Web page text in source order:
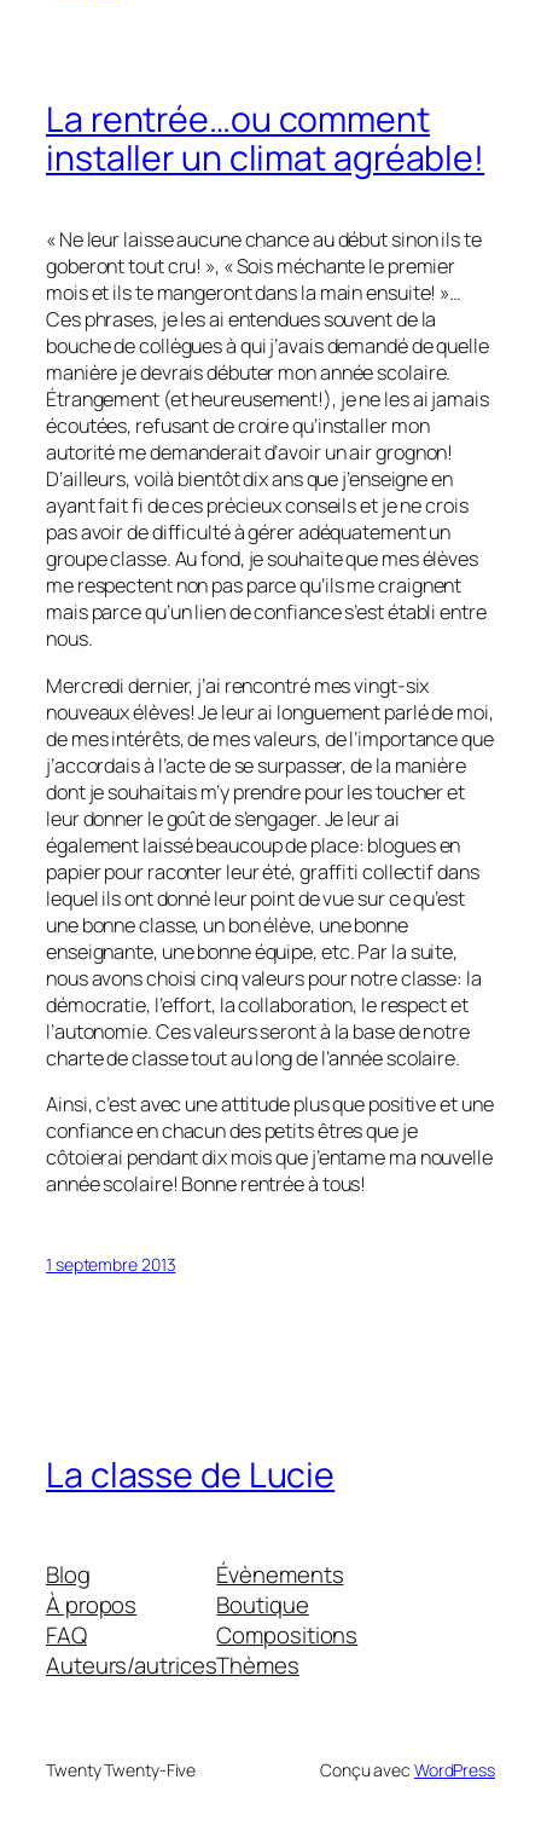
La rentrée…ou comment
installer un climat agréable!
« Ne leur laisse aucune chance au début sinon ils te
goberont tout cru! », « Sois méchante le premier
mois et ils te mangeront dans la main ensuite! »…
Ces phrases, je les ai entendues souvent de la
bouche de collègues à qui j’avais demandé de quelle
manière je devrais débuter mon année scolaire.
Étrangement (et heureusement!), je ne les ai jamais
écoutées, refusant de croire qu’installer mon
autorité me demanderait d’avoir un air grognon!
D’ailleurs, voilà bientôt dix ans que j’enseigne en
ayant fait fi de ces précieux conseils et je ne crois
pas avoir de difficulté à gérer adéquatement un
groupe classe. Au fond, je souhaite que mes élèves
me respectent non pas parce qu’ils me craignent
mais parce qu’un lien de confiance s’est établi entre
nous.
Mercredi dernier, j’ai rencontré mes vingt-six
nouveaux élèves! Je leur ai longuement parlé de moi,
de mes intérêts, de mes valeurs, de l’importance que
j’accordais à l’acte de se surpasser, de la manière
dont je souhaitais m’y prendre pour les toucher et
leur donner le goût de s’engager. Je leur ai
également laissé beaucoup de place: blogues en
papier pour raconter leur été, graffiti collectif dans
lequel ils ont donné leur point de vue sur ce qu’est
une bonne classe, un bon élève, une bonne
enseignante, une bonne équipe, etc. Par la suite,
nous avons choisi cinq valeurs pour notre classe: la
démocratie, l’effort, la collaboration, le respect et
l’autonomie. Ces valeurs seront à la base de notre
charte de classe tout au long de l’année scolaire.
Ainsi, c’est avec une attitude plus que positive et une
confiance en chacun des petits êtres que je
côtoierai pendant dix mois que j’entame ma nouvelle
année scolaire! Bonne rentrée à tous!
1 septembre 2013
La classe de Lucie
Blog
À propos
FAQ
Auteurs/autrices
Évènements
Boutique
Compositions
Thèmes
Twenty Twenty-Five Conçu avec WordPress